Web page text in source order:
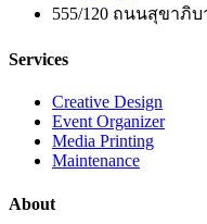
555/120 ถนนสุขาภิ
Services
Creative Design
Event Organizer
Media Printing
Maintenance
About